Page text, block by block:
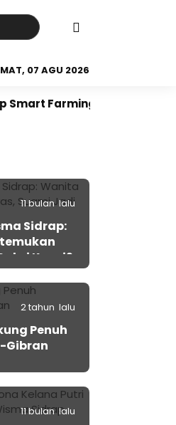
07 AGU 2026
di Sidrap Bantu Petani
11 bulan lalu
Sidrap:
Kunci?
2 tahun lalu
Penuh
Gibran
11 bulan lalu